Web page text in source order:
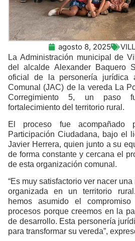
agosto 8, 2025
La Administración municipal de
del alcalde Alexander Baquero
oficial de la personería jurídica
Comunal (JAC) de la vereda La
Corregimiento 5, un paso
fortalecimiento del territorio rural.
El proceso fue
Participación Ciudadana, bajo el
Javier Herrera, quien junto a su
de forma constante y cercana el
de esta organización comunal.
“Es muy satisfactorio ver nacer
organizada en un territorio
hemos asumido el
procesos porque creemos en la
de desarrollo. Esta personería
para transformar su vereda”,